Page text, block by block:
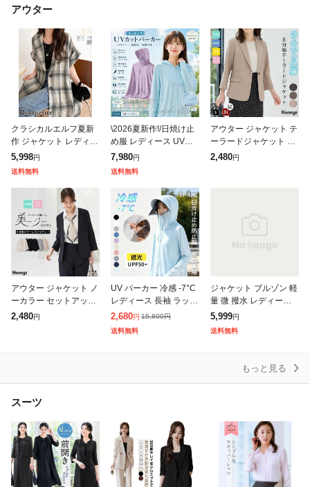
アウター
クラシカルエルフ夏新
作 ジャケット レディー
ス 夏 薄手 大きいサイ
ズ アウター パナマ風
チェック 半袖 テーラー
ドジャ
5,998円
送料無料
\2026夏新作!/日焼け止
め服 レディース UVパ
ーカー UV UPF50+ UV
カット ラッシュガード
ブルゾン レディース
7,980円
送料無料
アウター ジャケット テ
ーラードジャケット 接
触冷感 セットアップ ハ
2,480円
アウター ジャケット ノ
ーカラー セットアップ
ウォッシャブル 大きい
2,480円
UV パーカー 冷感 -7°C
レディース 長袖 ラッシ
ュガード UVカット ア
ウター メッシュ 素材
通気口 指穴 つば 取
2,680円 15,800円
送料無料
ジャケット ブルゾン 軽
量 微 撥水 レディース
アウター ロング コート
ドルマン チュニック お
尻が隠れる 羽織 ボリュ
5,999円
送料無料
もっと見る
スーツ